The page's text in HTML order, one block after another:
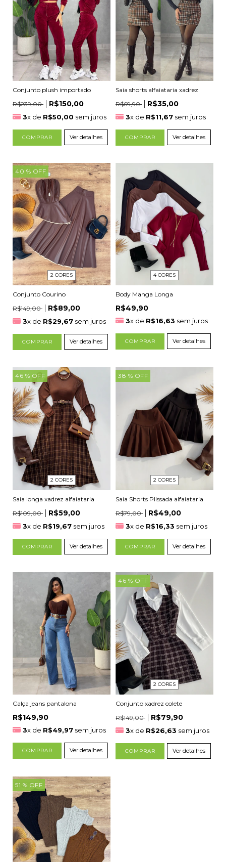
Conjunto plush importado
R$239,00
R$150,00
3x de R$50,00 sem juros
COMPRAR Ver detalhes
Saia shorts alfaiataria xadrez
R$69,90
R$35,00
3x de R$11,67 sem juros
COMPRAR Ver detalhes
40 % OFF
2 CORES
Conjunto Courino
R$149,00
R$89,00
3x de R$29,67 sem juros
COMPRAR Ver detalhes
4 CORES
Body Manga Longa
R$49,90
3x de R$16,63 sem juros
COMPRAR Ver detalhes
46 % OFF
2 CORES
Saia longa xadrez alfaiataria
R$109,00
R$59,00
3x de R$19,67 sem juros
COMPRAR Ver detalhes
38 % OFF
2 CORES
Saia Shorts Plissada alfaiataria
R$79,00
R$49,00
3x de R$16,33 sem juros
COMPRAR Ver detalhes
Calça jeans pantalona
R$149,90
3x de R$49,97 sem juros
COMPRAR Ver detalhes
46 % OFF
2 CORES
Conjunto xadrez colete
R$149,00
R$79,90
3x de R$26,63 sem juros
COMPRAR Ver detalhes
51 % OFF